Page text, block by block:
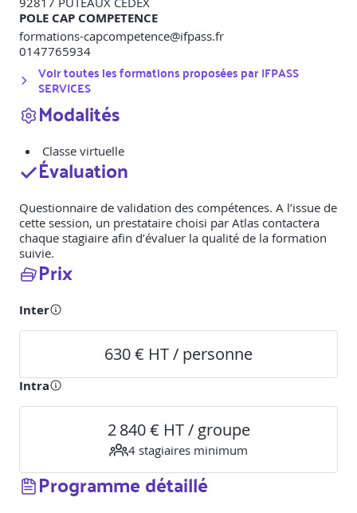
POLE CAP COMPETENCE
formations-capcompetence@ifpass.fr
0147765934
Voir toutes les formations proposées parIFPASS
SERVICES
Modalités
Classe virtuelle
Évaluation
Questionnaire de validation des compétences. A l’issue de
cette session, un prestataire choisi par Atlas contactera
chaque stagiaire afin d’évaluer la qualité de la formation
suivie.
Prix
Inter
630 € HT / personne
Intra
2 840 € HT / groupe
4 stagiaires minimum
Programme détaillé